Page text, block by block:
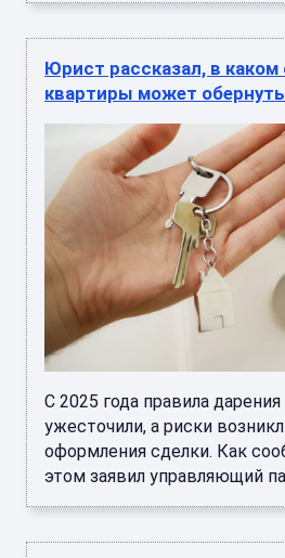
Юрист рассказал, в каком
квартиры может
С 2025 года правила
ужесточили, а риски
оформления сделки. Как
этом заявил управляющий